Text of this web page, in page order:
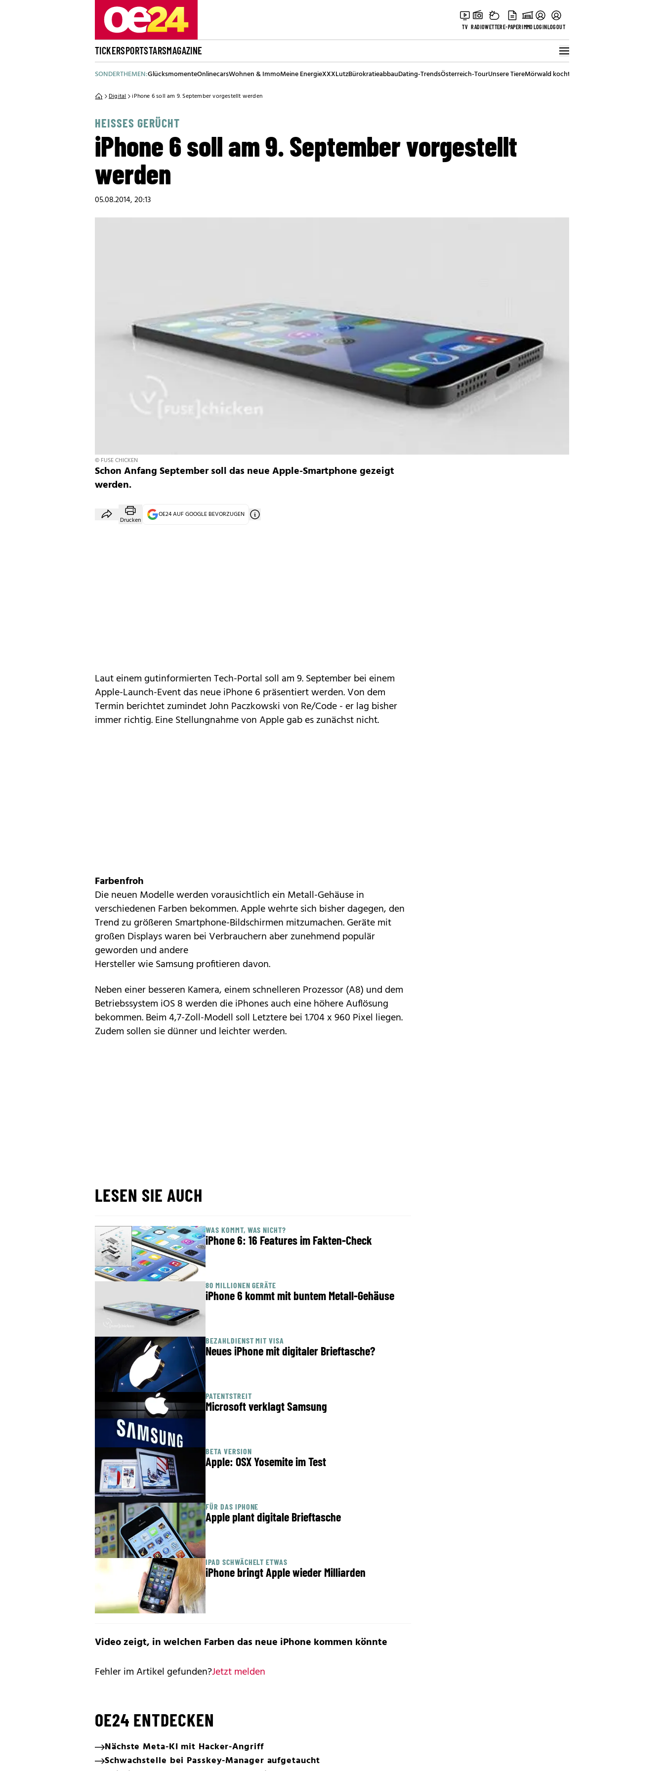
TV RADIOWETTERE-PAPERIMMOLOGINLOGOUT
TICKERSPORTSTARSMAGAZINE
SONDERTHEMEN:GlücksmomenteOnlinecarsWohnen & ImmoMeine EnergieXXXLutzBürokratieabbauDating-TrendsÖsterreich-TourUnsere TiereMörwald kocht
Digital iPhone 6 soll am 9. September vorgestellt werden
HEISSES GERÜCHT
iPhone 6 soll am 9. September vorgestellt
werden
05.08.2014, 20:13
© FUSE CHICKEN
Schon Anfang September soll das neue Apple-Smartphone gezeigt
werden.
Drucken
OE24 AUF GOOGLE BEVORZUGEN
Laut einem gutinformierten Tech-Portal soll am 9. September bei einem
Apple-Launch-Event das neueiPhone 6 präsentiert werden. Von dem
Termin berichtet zumindet John Paczkowski von Re/Code - er lag bisher
immer richtig. Eine Stellungnahme von Apple gab es zunächst nicht.
Farbenfroh
Die neuen Modelle werden vorausichtlich ein Metall-Gehäuse in
verschiedenen Farben bekommen. Apple wehrte sich bisher dagegen, den
Trend zu größeren Smartphone-Bildschirmen mitzumachen. Geräte mit
großen Displays waren bei Verbrauchern aber zunehmend populär
geworden und andere
Hersteller wie Samsung profitieren davon.
Neben einer besseren Kamera, einem schnelleren Prozessor (A8) und dem
Betriebssystem iOS 8werden die iPhones auch eine höhere Auflösung
bekommen. Beim 4,7-Zoll-Modell soll Letztere bei 1.704 x 960 Pixel liegen.
Zudem sollen sie dünner und leichter werden.
LESEN SIE AUCH
WAS KOMMT, WAS NICHT?
iPhone 6: 16 Features im Fakten-Check
80 MILLIONEN GERÄTE
iPhone 6 kommt mit buntem Metall-Gehäuse
BEZAHLDIENST MIT VISA
Neues iPhone mit digitaler Brieftasche?
PATENTSTREIT
Microsoft verklagt Samsung
BETA VERSION
Apple: OSX Yosemite im Test
FÜR DAS IPHONE
Apple plant digitale Brieftasche
IPAD SCHWÄCHELT ETWAS
iPhone bringt Apple wieder Milliarden
Video zeigt, in welchen Farben das neue iPhone kommen könnte
Fehler im Artikel gefunden?Jetzt melden
OE24 ENTDECKEN
Nächste Meta-KI mit Hacker-Angriff
Schwachstelle bei Passkey-Manager aufgetaucht